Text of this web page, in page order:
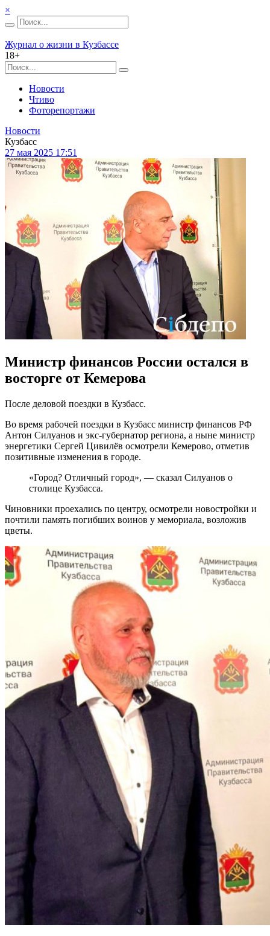
×
Журнал о жизни в Кузбассе
18+
Новости
Чтиво
Фоторепортажи
Новости
Кузбасс
27 мая 2025 17:51
Министр финансов России остался в
восторге от Кемерова
После деловой поездки в Кузбасс.
Во время рабочей поездки в Кузбасс министр финансов РФ
Антон Силуанов и экс-губернатор региона, а ныне министр
энергетики Сергей Цивилёв осмотрели Кемерово, отметив
позитивные изменения в городе.
«Город? Отличный город», — сказал Силуанов о
столице Кузбасса.
Чиновники проехались по центру, осмотрели новостройки и
почтили память погибших воинов у мемориала, возложив
цветы.